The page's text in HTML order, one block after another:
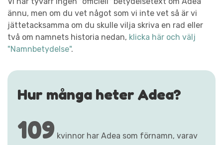
ännu, men om du vet något som vi inte vet så är vi
jättetacksamma om du skulle vilja skriva en rad eller
två om namnets historia nedan, klicka här och välj
"Namnbetydelse".
Hur många heter Adea?
109 kvinnor har Adea som förnamn, varav